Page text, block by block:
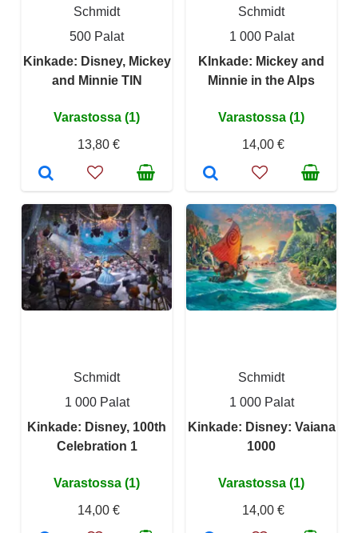
Schmidt
500 Palat
Kinkade: Disney, Mickey
and Minnie TIN
Varastossa (1)
13,80 €
Schmidt
1 000 Palat
KInkade: Mickey and
Minnie in the Alps
Varastossa (1)
14,00 €
Schmidt
1 000 Palat
Kinkade: Disney, 100th
Celebration 1
Varastossa (1)
14,00 €
Schmidt
1 000 Palat
Kinkade: Disney: Vaiana
1000
Varastossa (1)
14,00 €